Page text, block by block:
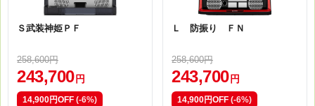
Ｓ武装神姫ＰＦ
258,600円
243,700 円
14,900円OFF (-6%)
Ｌ 防振り ＦＮ
258,600円
243,700 円
14,900円OFF (-6%)